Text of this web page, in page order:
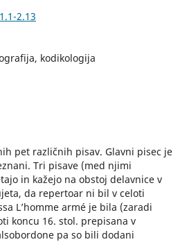
2.13
kodikologija
pet različnih pisav. Glavni pisec je
Tri pisave (med njimi
in kažejo na obstoj delavnice v
da repertoar ni bil v celoti
L’homme armé je bila (zaradi
koncu 16. stol. prepisana v
pa so bili dodani